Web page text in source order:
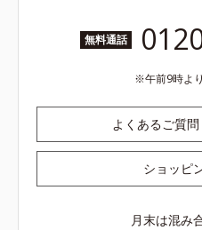
無料通話
午前9時よ
よくあるご質
ショッピ
月末は混み